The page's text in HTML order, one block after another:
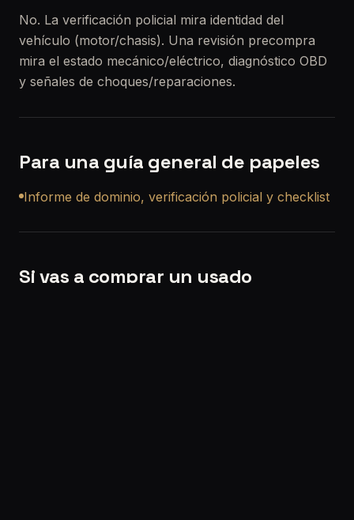
No. La verificación policial mira identidad del
vehículo (motor/chasis). Una revisión precompra
mira el estado mecánico/eléctrico, diagnóstico OBD
y señales de choques/reparaciones.
Para una guía general de papeles
Informe de dominio, verificación policial y checklist
Si vas a comprar un usado